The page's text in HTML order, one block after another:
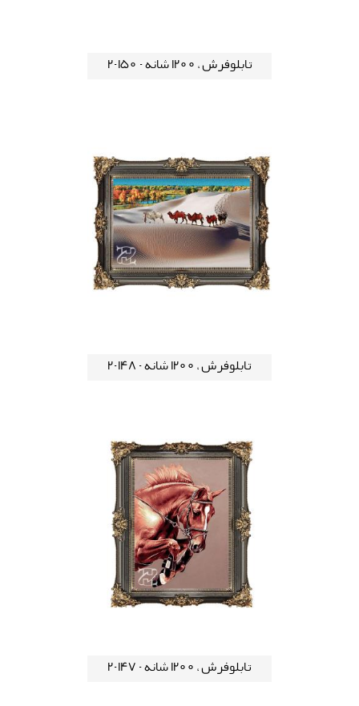
تابلوفرش ، 1200 شانه - 150-2
تابلوفرش ، 1200 شانه - 148-2
تابلوفرش ، 1200 شانه - 147-2